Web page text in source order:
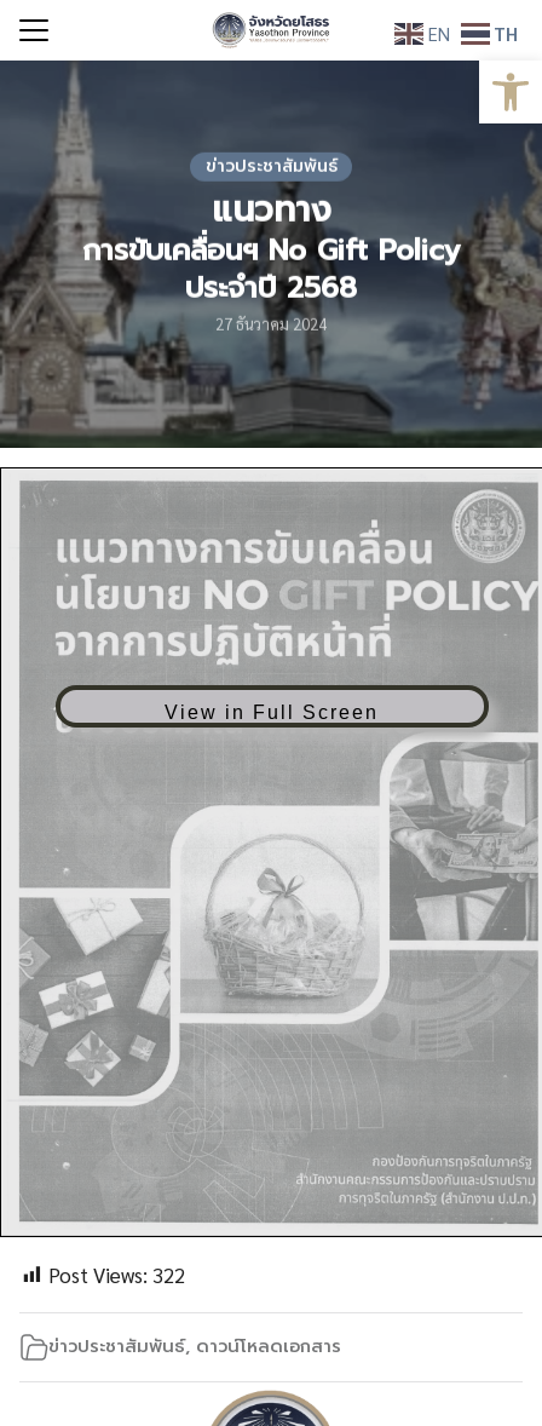
Skip
Search
ข่าวประชาสัมพันธ์
แนวทาง
การขับเคลื่อนฯ No Gift Policy
ประจำปี 2568
27 ธันวาคม 2024
View in Full Screen
Post Views: 322
ข่าวประชาสัมพันธ์, ดาวน์โหลดเอกสาร
EN TH